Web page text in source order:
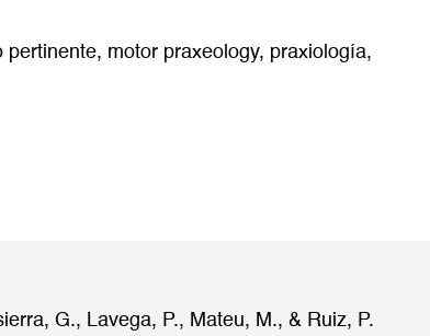
pertinente, motor praxeology, praxiología,
G., Lavega, P., Mateu, M., & Ruiz, P.